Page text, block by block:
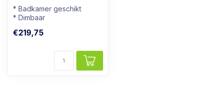
* Badkamer geschikt
* Dimbaar
* RVS Kleur
€219,75